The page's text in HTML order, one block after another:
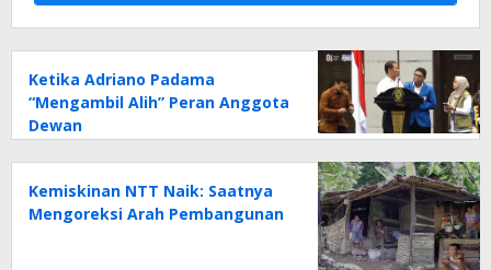
Ketika Adriano Padama
“Mengambil Alih” Peran Anggota
Dewan
Kemiskinan NTT Naik: Saatnya
Mengoreksi Arah Pembangunan